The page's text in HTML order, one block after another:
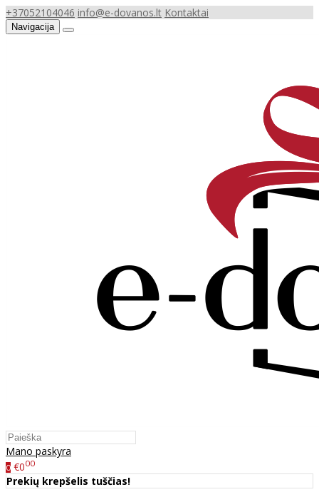
+37052104046 info@e-dovanos.lt Kontaktai
Navigacija
Mano paskyra
0 €000
Prekių krepšelis tuščias!